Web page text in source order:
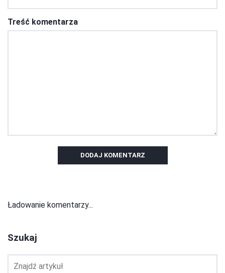
Treść komentarza
DODAJ KOMENTARZ
Ładowanie komentarzy...
Szukaj